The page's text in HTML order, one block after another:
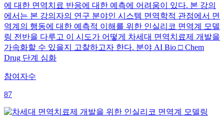
에 대한 면역치료 반응에 대한 예측에 어려움이 있다. 본 강의
에서는 본 강의자의 연구 분야인 시스템 면역학적 관점에서 면
역계의 행동에 대한 예측적 이해를 위한 인실리코 면역계 모델
링 전반을 다루고 이 시도가 어떻게 차세대 면역치료제 개발을
가속화할 수 있을지 고찰하고자 한다. 분야 AI Bio □ Chem
Drug 단계 심화
참여자수
87